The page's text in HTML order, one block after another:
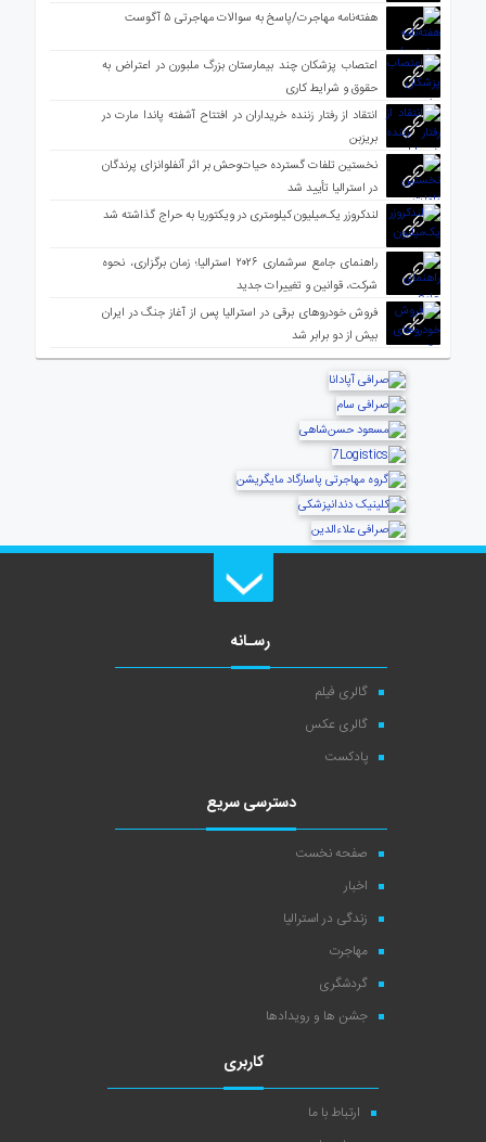
هفته‌نامه مهاجرت/پاسخ به سوالات مهاجرتی ۵ آگوست
اعتصاب پزشکان چند بیمارستان بزرگ ملبورن در اعتراض به
حقوق و شرایط کاری
انتقاد از رفتار زننده خریداران در افتتاح آشفته پاندا مارت در
بریزبن
نخستین تلفات گسترده حیات‌وحش بر اثر آنفلوانزای پرندگان
در استرالیا تأیید شد
لندکروزر یک‌میلیون کیلومتری در ویکتوریا به حراج گذاشته شد
راهنمای جامع سرشماری ۲۰۲۶ استرالیا؛ زمان برگزاری، نحوه
شرکت، قوانین و تغییرات جدید
فروش خودروهای برقی در استرالیا پس از آغاز جنگ در ایران
بیش از دو برابر شد
رسـانه
گالری فیلم
گالری عکس
پادکست
دسترسی سریع
صفحه نخست
اخبار
زندگی در استرالیا
مهاجرت
گردشگری
جشن ها و رویدادها
کاربری
ارتباط با ما